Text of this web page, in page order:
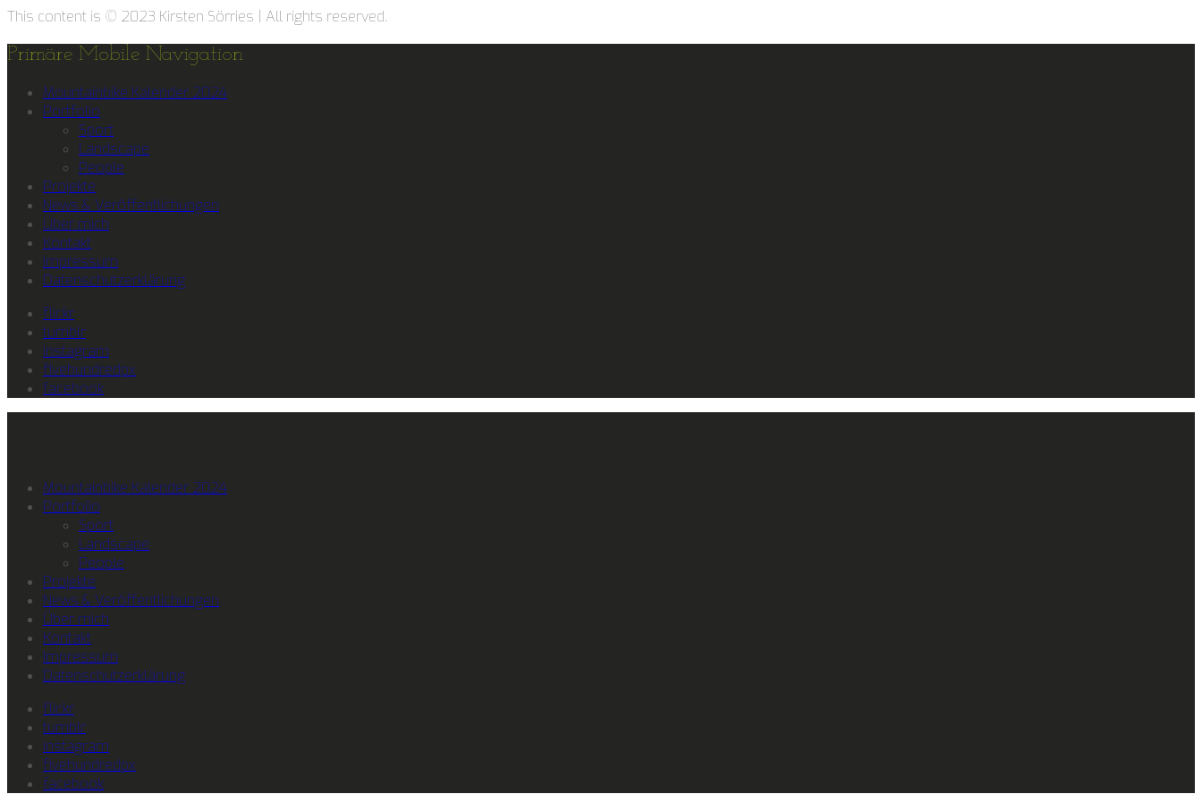
This content is © 2023 Kirsten Sörries | All rights reserved.
Primäre Mobile Navigation
Mountainbike Kalender 2024
Portfolio
Sport
Landscape
People
Projekte
News & Veröffentlichungen
Über mich
Kontakt
Impressum
Datenschutzerklärung
flickr
tumblr
instagram
fivehundredpx
facebook
Mountainbike Kalender 2024
Portfolio
Sport
Landscape
People
Projekte
News & Veröffentlichungen
Über mich
Kontakt
Impressum
Datenschutzerklärung
flickr
tumblr
instagram
fivehundredpx
facebook